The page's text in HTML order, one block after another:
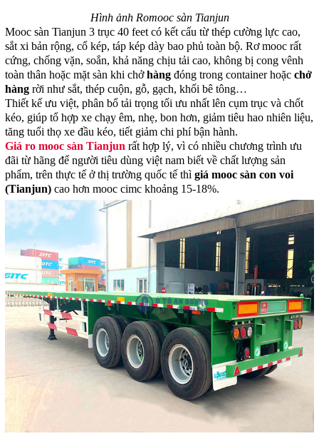
Hình ảnh Romooc sàn Tianjun
Mooc sàn Tianjun 3 trục 40 feet có kết cấu từ thép cường lực cao,
sắt xi bản rộng, cổ kép, táp kép dày bao phủ toàn bộ. Rơ mooc rất
cứng, chống vặn, soắn, khả năng chịu tải cao, không bị cong vênh
toàn thân hoặc mặt sàn khi chởhàng đóng trong container hoặc chở
hàng rời như sắt, thép cuộn, gỗ, gạch, khối bê tông…
Thiết kế ưu việt, phân bổ tải trọng tối ưu nhất lên cụm trục và chốt
kéo, giúp tổ hợp xe chạy êm, nhẹ, bon hơn, giảm tiêu hao nhiên liệu,
tăng tuổi thọ xe đầu kéo, tiết giảm chi phí bận hành.
Giá ro mooc sàn Tianjun rất hợp lý, vì có nhiều chương trình ưu
đãi từ hãng để người tiêu dùng việt nam biết về chất lượng sản
phẩm, trên thực tế ở thị trường quốc tế thì giá mooc sàn con voi
(Tianjun) cao hơn mooc cimc khoảng 15-18%.